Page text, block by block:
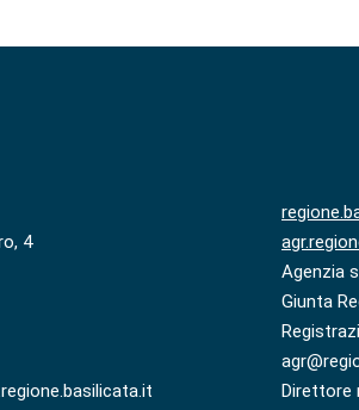
4
Agenzia
Giunta
Direttore